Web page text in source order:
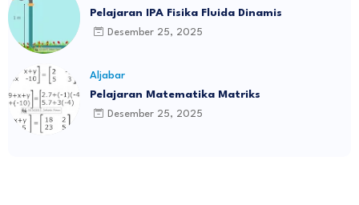
Pelajaran IPA Fisika Fluida Dinamis
Desember 25, 2025
Aljabar
Pelajaran Matematika Matriks
Desember 25, 2025